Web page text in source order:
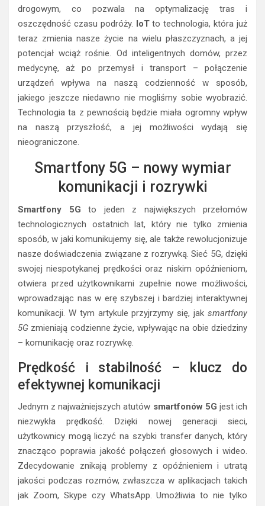
drogowym, co pozwala na optymalizację tras i
oszczędność czasu podróży. IoTto technologia, która już
teraz zmienia nasze życie na wielu płaszczyznach, a jej
potencjał wciąż rośnie. Od inteligentnych domów, przez
medycynę, aż po przemysł i transport – połączenie
urządzeń wpływa na naszą codzienność w sposób,
jakiego jeszcze niedawno nie mogliśmy sobie wyobrazić.
Technologia ta z pewnością będzie miała ogromny wpływ
na naszą przyszłość, a jej możliwości wydają się
nieograniczone.
Smartfony 5G – nowy wymiar
komunikacji i rozrywki
Smartfony 5G to jeden z największych przełomów
technologicznych ostatnich lat, który nie tylko zmienia
sposób, w jaki komunikujemy się, ale także rewolucjonizuje
nasze doświadczenia związane z rozrywką. Sieć 5G, dzięki
swojej niespotykanej prędkości oraz niskim opóźnieniom,
otwiera przed użytkownikami zupełnie nowe możliwości,
wprowadzając nas w erę szybszej i bardziej interaktywnej
komunikacji. W tym artykule przyjrzymy się, jak smartfony
5G zmieniają codzienne życie, wpływając na obie dziedziny
– komunikację oraz rozrywkę.
Prędkość i stabilność – klucz do
efektywnej komunikacji
Jednym z najważniejszych atutów smartfonów 5G jest ich
niezwykła prędkość. Dzięki nowej generacji sieci,
użytkownicy mogą liczyć na szybki transfer danych, który
znacząco poprawia jakość połączeń głosowych i wideo.
Zdecydowanie znikają problemy z opóźnieniem i utratą
jakości podczas rozmów, zwłaszcza w aplikacjach takich
jak Zoom, Skype czy WhatsApp. Umożliwia to nie tylko